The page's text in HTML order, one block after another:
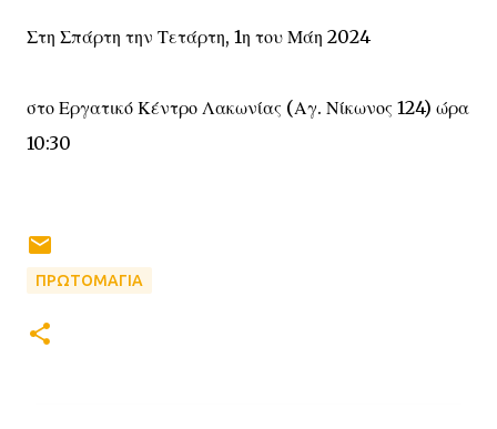
Στη Σπάρτη την Τετάρτη, 1η του Μάη 2024
στο Εργατικό Κέντρο Λακωνίας (Αγ. Νίκωνος 124) ώρα
10:30
ΠΡΩΤΟΜΑΓΙΑ